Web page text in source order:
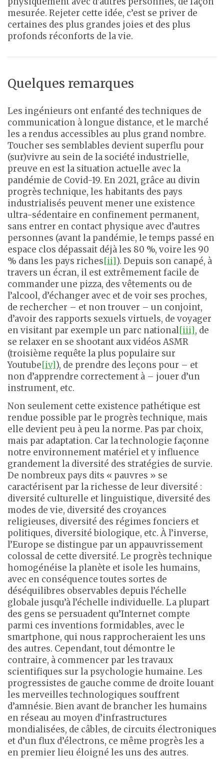
mesurée. Rejeter cette idée, c’est se priver de
certaines des plus grandes joies et des plus
profonds réconforts de la vie.
Quelques remarques
Les ingénieurs ont enfanté des techniques de
communication à longue distance, et le marché
les a rendus accessibles au plus grand nombre.
Toucher ses semblables devient superflu pour
(sur)vivre au sein de la société industrielle,
preuve en est la situation actuelle avec la
pandémie de Covid-19. En 2021, grâce au divin
progrès technique, les habitants des pays
industrialisés peuvent mener une existence
ultra-sédentaire en confinement permanent,
sans entrer en contact physique avec d’autres
personnes (avant la pandémie, le temps passé en
espace clos dépassait déjà les 80 %, voire les 90
% dans les pays riches[ii]). Depuis son canapé, à
travers un écran, il est extrêmement facile de
commander une pizza, des vêtements ou de
l’alcool, d’échanger avec et de voir ses proches,
de rechercher – et non trouver – un conjoint,
d’avoir des rapports sexuels virtuels, de voyager
en visitant par exemple un parc national[iii], de
se relaxer en se shootant aux vidéos ASMR
(troisième requête la plus populaire sur
Youtube[iv]), de prendre des leçons pour – et
non d’apprendre correctement à – jouer d’un
instrument, etc.
Non seulement cette existence pathétique est
rendue possible par le progrès technique, mais
elle devient peu à peu la norme. Pas par choix,
mais par adaptation. Car la technologie façonne
notre environnement matériel et y influence
grandement la diversité des stratégies de survie.
De nombreux pays dits « pauvres » se
caractérisent par la richesse de leur diversité :
diversité culturelle et linguistique, diversité des
modes de vie, diversité des croyances
religieuses, diversité des régimes fonciers et
politiques, diversité biologique, etc. À l’inverse,
l’Europe se distingue par un appauvrissement
colossal de cette diversité. Le progrès technique
homogénéise la planète et isole les humains,
avec en conséquence toutes sortes de
déséquilibres observables depuis l’échelle
globale jusqu’à l’échelle individuelle. La plupart
des gens se persuadent qu’Internet compte
parmi ces inventions formidables, avec le
smartphone, qui nous rapprocheraient les uns
des autres. Cependant, tout démontre le
contraire, à commencer par les travaux
scientifiques sur la psychologie humaine. Les
progressistes de gauche comme de droite louant
les merveilles technologiques souffrent
d’amnésie. Bien avant de brancher les humains
en réseau au moyen d’infrastructures
mondialisées, de câbles, de circuits électroniques
et d’un flux d’électrons, ce même progrès les a
en premier lieu éloigné les uns des autres.